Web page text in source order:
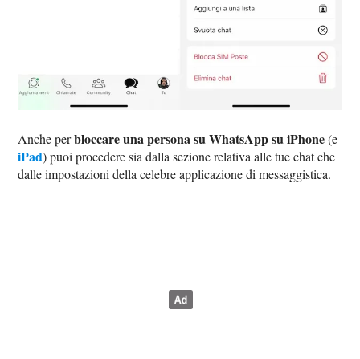
Anche perbloccare una persona su WhatsApp su iPhone(e
iPad) puoi procedere sia dalla sezione relativa alle tue chat che
dalle impostazioni della celebre applicazione di messaggistica.